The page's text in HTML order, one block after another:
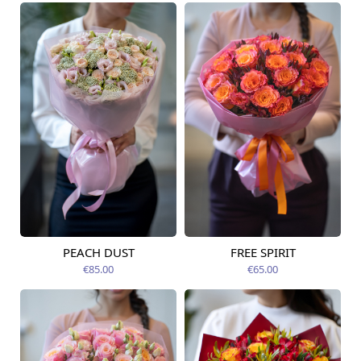
Pieejama no
PEACH DUST
€85.00
Pieejams šodien
FREE SPIRIT
€65.00